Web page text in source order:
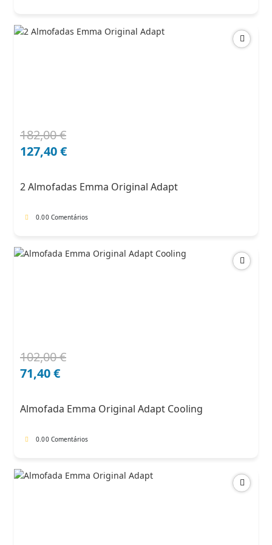
182,00€
O
preço
182,00 €.
127,40€
O
preço
127,40 €.
2 Almofadas Emma Original Adapt
0.00 Comentários
102,00€
O
preço
102,00 €.
71,40€
O
preço
71,40 €.
Almofada Emma Original Adapt Cooling
0.00 Comentários